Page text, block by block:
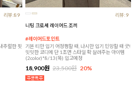
리뷰:89
추럴한 핏
리뷰:9
니팅 크로셰 레이어드 조끼
#레이어드포인트
기본 티만 입기 어정쩡할 때, 나시만 입기 민망할 때 굿!
밋밋한 코디에 단 1초면 스타일 확 살려주는 아이템
(2color)*8/13(목) 입고예정
18,900원 23,500원 20%